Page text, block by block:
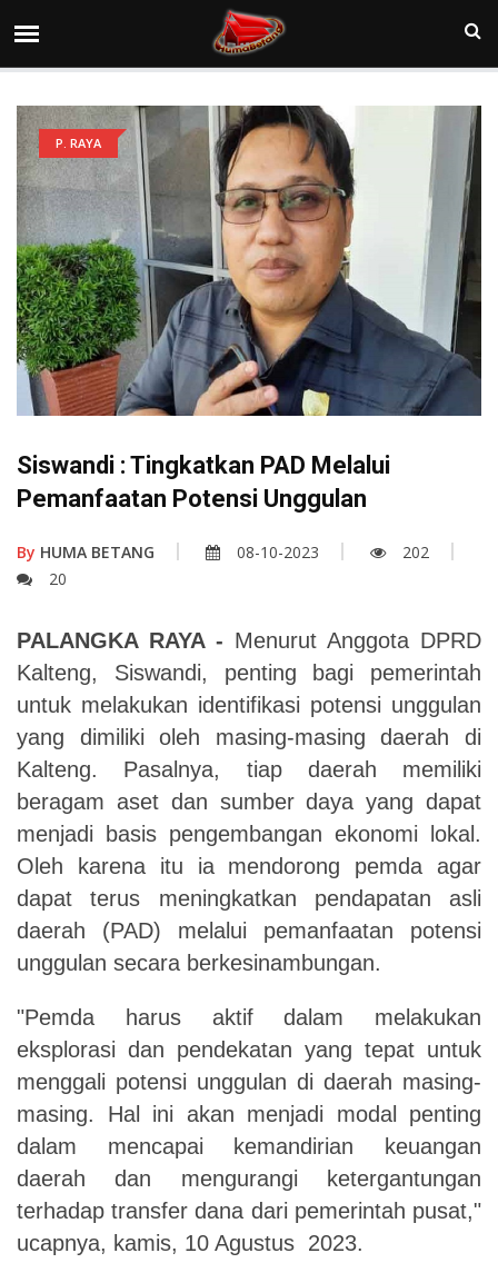
P. RAYA
Siswandi : Tingkatkan PAD Melalui
Pemanfaatan Potensi Unggulan
By HUMA BETANG 08-10-2023
202
20
PALANGKA RAYA - Menurut Anggota DPRD
Kalteng, Siswandi, penting bagi pemerintah
untuk melakukan identifikasi potensi unggulan
yang dimiliki oleh masing-masing daerah di
Kalteng. Pasalnya, tiap daerah memiliki
beragam aset dan sumber daya yang dapat
menjadi basis pengembangan ekonomi lokal.
Oleh karena itu ia mendorong pemda agar
dapat terus meningkatkan pendapatan asli
daerah (PAD) melalui pemanfaatan potensi
unggulan secara berkesinambungan.
"Pemda harus aktif dalam melakukan
eksplorasi dan pendekatan yang tepat untuk
menggali potensi unggulan di daerah masing-
masing. Hal ini akan menjadi modal penting
dalam mencapai kemandirian keuangan
daerah dan mengurangi ketergantungan
terhadap transfer dana dari pemerintah pusat,"
ucapnya, kamis, 10 Agustus 2023.